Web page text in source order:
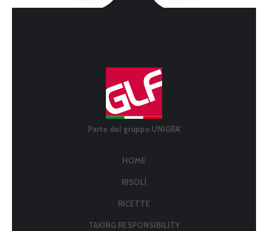
Parte del gruppo UNIGRA'
HOME
RISOLÌ
RICETTE
TAKING RESPONSIBILITY